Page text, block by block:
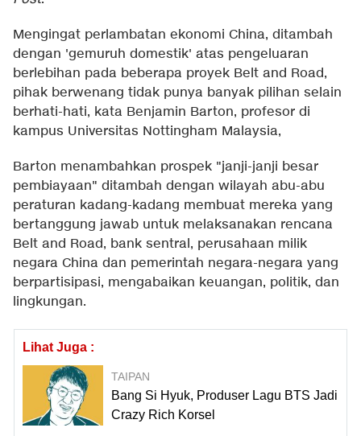
Mengingat perlambatan ekonomi China, ditambah
dengan 'gemuruh domestik' atas pengeluaran
berlebihan pada beberapa proyek Belt and Road,
pihak berwenang tidak punya banyak pilihan selain
berhati-hati, kata Benjamin Barton, profesor di
kampus Universitas Nottingham Malaysia,
Barton menambahkan prospek "janji-janji besar
pembiayaan" ditambah dengan wilayah abu-abu
peraturan kadang-kadang membuat mereka yang
bertanggung jawab untuk melaksanakan rencana
Belt and Road, bank sentral, perusahaan milik
negara China dan pemerintah negara-negara yang
berpartisipasi, mengabaikan keuangan, politik, dan
lingkungan.
Lihat Juga :
TAIPAN
Bang Si Hyuk, Produser Lagu BTS Jadi
Crazy Rich Korsel